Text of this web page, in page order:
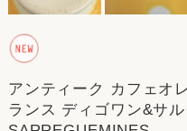
アンティーク カフェオ
ランス ディゴワン&サ